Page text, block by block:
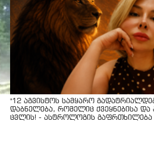
"12 აგვისტოს სამყარო
დაბნელება, რომელიც ქვეყნებისა და
ცვლის! - ასტროლოგის გაფრთხილება